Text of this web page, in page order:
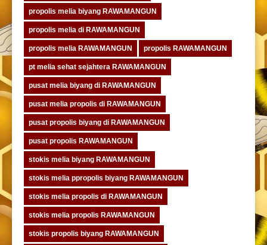
propolis melia biyang RAWAMANGUN
propolis melia di RAWAMANGUN
propolis melia RAWAMANGUN propolis RAWAMANGUN
pt melia sehat sejahtera RAWAMANGUN
pusat melia biyang di RAWAMANGUN
pusat melia propolis di RAWAMANGUN
pusat propolis biyang di RAWAMANGUN
pusat propolis RAWAMANGUN
stokis melia biyang RAWAMANGUN
stokis melia ppropolis biyang RAWAMANGUN
stokis melia propolis di RAWAMANGUN
stokis melia propolis RAWAMANGUN
stokis propolis biyang RAWAMANGUN